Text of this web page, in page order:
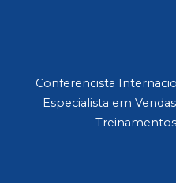
Conferencista
Especialista em